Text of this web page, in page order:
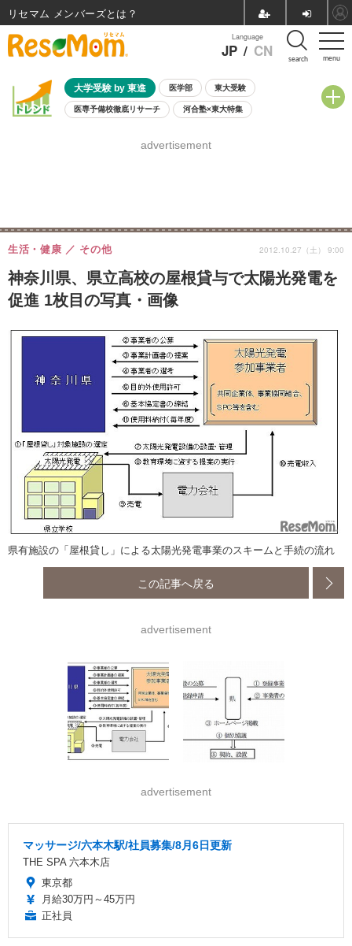
menu
Language
JP / CN search
大学受験 by 東進 医学部 東大受験
医専予備校徹底リサーチ 河合塾×東大特集
8月開催学校説明会・相談会
advertisement
神奈川県、県立高校の屋根貸与で太陽光発電を
促進 1枚目の写真・画像
生活・健康 その他 2012.10.27（土） 9:00
県有施設の「屋根貸し」による太陽光発電事業のスキームと手続の流れ
この記事へ戻る
advertisement
advertisement
マッサージ/六本木駅/社員募集/8月6日更新
THE SPA 六本木店
東京都
月給30万円～45万円
正社員
リセマム メンバーズ